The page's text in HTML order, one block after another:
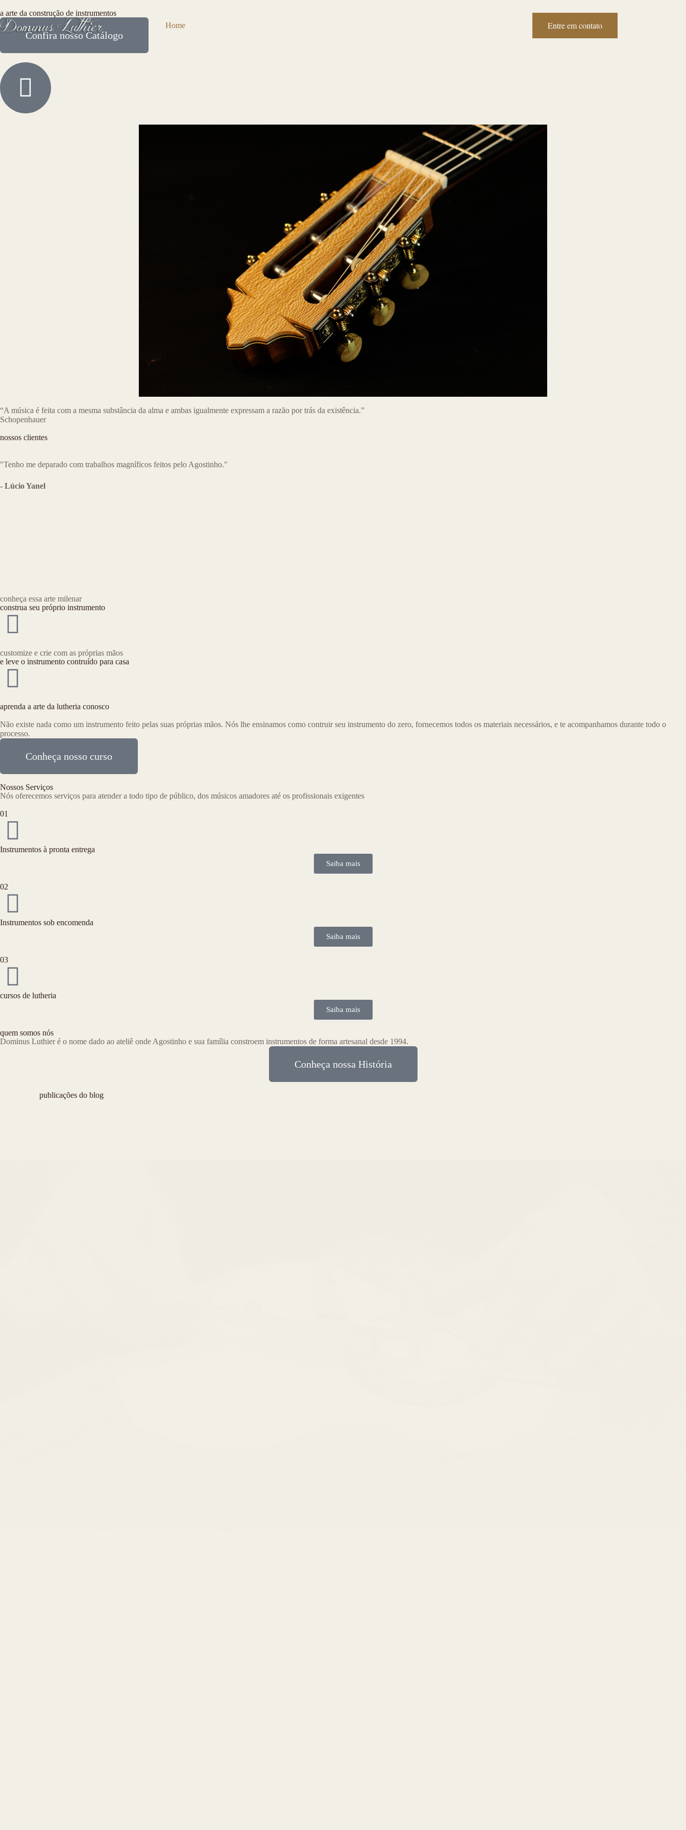
Home Entre em contato
a arte da construção de instrumentos
Confira nosso Catálogo
“⁠A música é feita com a mesma substância da alma e ambas igualmente expressam a razão por trás da existência.”
Schopenhauer
nossos clientes
"Tenho me deparado com trabalhos magníficos feitos pelo Agostinho."
- Lúcio Yanel
conheça essa arte milenar
construa seu próprio instrumento
customize e crie com as próprias mãos
e leve o instrumento contruído para casa
aprenda a arte da lutheria conosco
Não existe nada como um instrumento feito pelas suas próprias mãos. Nós lhe ensinamos como contruir seu instrumento do zero, fornecemos todos os materiais necessários, e te acompanhamos durante todo o
processo.
Conheça nosso curso
Nossos Serviços
Nós oferecemos serviços para atender a todo tipo de público, dos músicos amadores até os profissionais exigentes
01
Instrumentos à pronta entrega
Saiba mais
02
Instrumentos sob encomenda
Saiba mais
03
cursos de lutheria
Saiba mais
quem somos nós
Dominus Luthier é o nome dado ao ateliê onde Agostinho e sua família constroem instrumentos de forma artesanal desde 1994.
Conheça nossa História
publicações do blog